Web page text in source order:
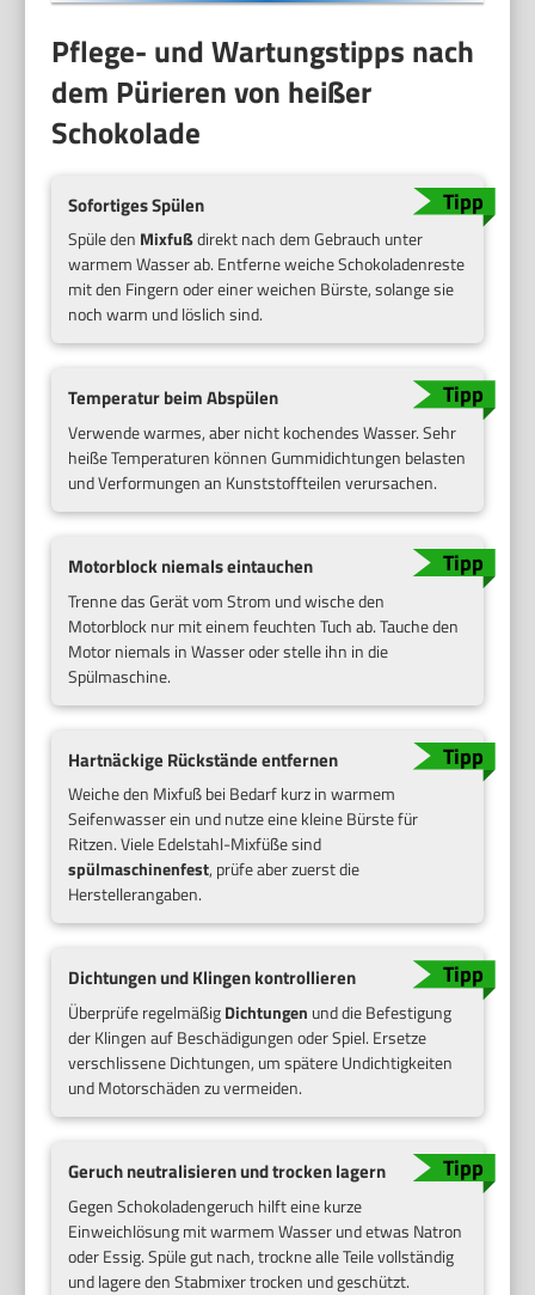
Pflege- und Wartungstipps nach
dem Pürieren von heißer
Schokolade
Sofortiges Spülen
Spüle den Mixfußdirekt nach dem Gebrauch unter
warmem Wasser ab. Entferne weiche Schokoladenreste
mit den Fingern oder einer weichen Bürste, solange sie
noch warm und löslich sind.
Temperatur beim Abspülen
Verwende warmes, aber nicht kochendes Wasser. Sehr
heiße Temperaturen können Gummidichtungen belasten
und Verformungen an Kunststoffteilen verursachen.
Motorblock niemals eintauchen
Trenne das Gerät vom Strom und wische den
Motorblock nur mit einem feuchten Tuch ab. Tauche den
Motor niemals in Wasser oder stelle ihn in die
Spülmaschine.
Hartnäckige Rückstände entfernen
Weiche den Mixfuß bei Bedarf kurz in warmem
Seifenwasser ein und nutze eine kleine Bürste für
Ritzen. Viele Edelstahl-Mixfüße sind
spülmaschinenfest, prüfe aber zuerst die
Herstellerangaben.
Dichtungen und Klingen kontrollieren
Überprüfe regelmäßigDichtungen und die Befestigung
der Klingen auf Beschädigungen oder Spiel. Ersetze
verschlissene Dichtungen, um spätere Undichtigkeiten
und Motorschäden zu vermeiden.
Geruch neutralisieren und trocken lagern
Gegen Schokoladengeruch hilft eine kurze
Einweichlösung mit warmem Wasser und etwas Natron
oder Essig. Spüle gut nach, trockne alle Teile vollständig
und lagere den Stabmixer trocken und geschützt.